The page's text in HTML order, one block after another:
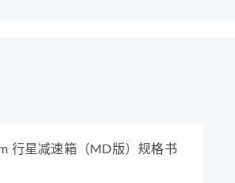
行星减速箱（MD版）规格书